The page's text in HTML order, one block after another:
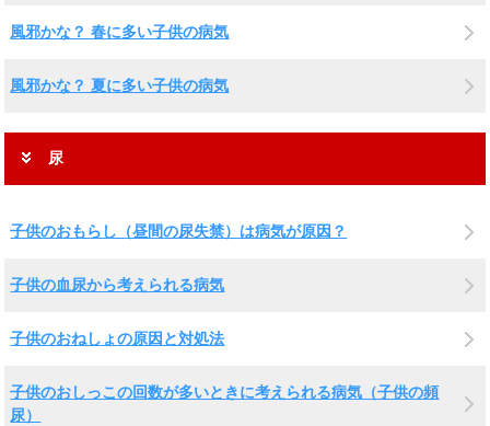
風邪かな？ 春に多い子供の病気
風邪かな？ 夏に多い子供の病気
尿
子供のおもらし（昼間の尿失禁）は病気が原因？
子供の血尿から考えられる病気
子供のおねしょの原因と対処法
子供のおしっこの回数が多いときに考えられる病気（子供の頻
尿）